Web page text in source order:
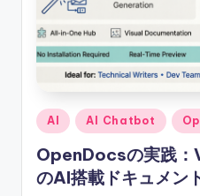
Posted
AI AI Chatbot
OpenDocsの実践
のAI搭載ドキュメン